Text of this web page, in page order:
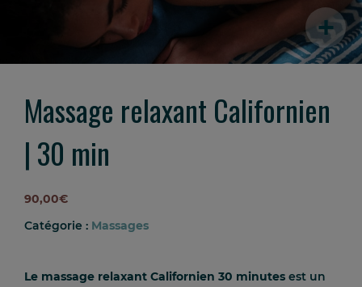
Massage relaxant Californien
| 30 min
90,00€
Catégorie : Massages
Le massage relaxant Californien 30 minutes est un